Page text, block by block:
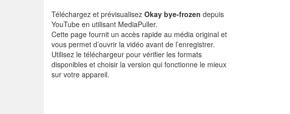
Téléchargez et prévisualisez Okay bye-frozen depuis
YouTube en utilisant MediaPuller.
Cette page fournit un accès rapide au média original et
vous permet d’ouvrir la vidéo avant de l’enregistrer.
Utilisez le téléchargeur pour vérifier les formats
disponibles et choisir la version qui fonctionne le mieux
sur votre appareil.